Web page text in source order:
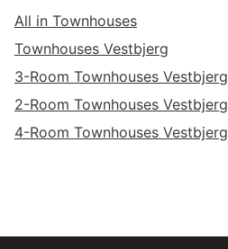
All in Townhouses
Townhouses Vestbjerg
3-Room Townhouses Vestbjerg
2-Room Townhouses Vestbjerg
4-Room Townhouses Vestbjerg